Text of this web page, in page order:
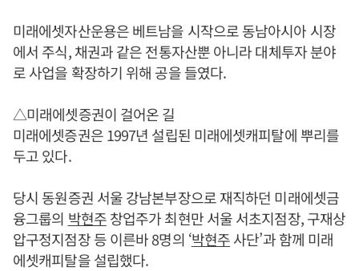
미래에셋자산운용은 베트남을 시작으로 동남아시아 시장
에서 주식, 채권과 같은 전통자산뿐 아니라 대체투자 분야
로 사업을 확장하기 위해 공을 들였다.
△미래에셋증권이 걸어온 길
미래에셋증권은 1997년 설립된 미래에셋캐피탈에 뿌리를
두고 있다.
당시 동원증권 서울 강남본부장으로 재직하던 미래에셋금
융그룹의 박현주창업주가 최현만 서울 서초지점장, 구재상
압구정지점장 등 이른바 8명의 ‘박현주사단’과 함께 미래
에셋캐피탈을 설립했다.